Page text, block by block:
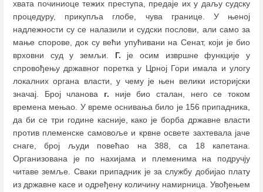
хвата починиоце тежих преступа, предаје их у даљу судску
процедуру, прикупља глобе, чува границе. У њеној
надлежности су се налазили и судски послови, али само за
мање спорове, док су већи упућивани на Сенат, који је био
врховни суд у земљи. Г. је осим извршне функције у
спровођењу државног поретка у Црној Гори имала и улогу
локалних органа власти, у чему је њен велики историјски
значај. Број чланова г. није био сталан, него се током
времена мењао. У време оснивања било је 156 припадника,
да би се три године касније, како је борба државне власти
против племенске самовоље и крвне освете захтевала јаче
снаге, број људи повећао на 388, са 18 капетана.
Организована је по нахијама и племенима на подручју
читаве земље. Сваки припадник је за службу добијао плату
из државне касе и одређену количину намирница. Увођењем